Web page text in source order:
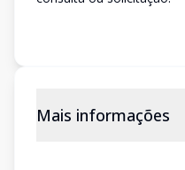
Mais informações